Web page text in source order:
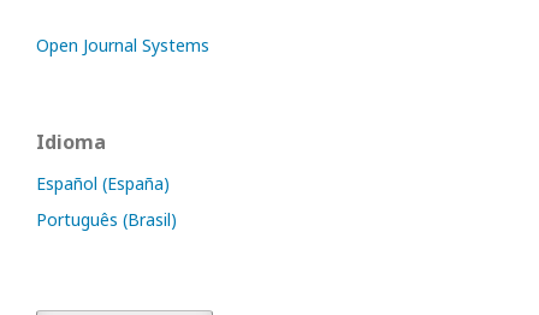
Open Journal Systems
Idioma
Español (España)
Português (Brasil)